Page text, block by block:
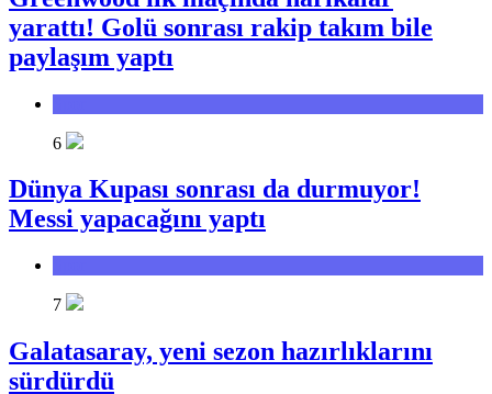
yarattı! Golü sonrası rakip takım bile
paylaşım yaptı
6
Dünya Kupası sonrası da durmuyor!
Messi yapacağını yaptı
7
Galatasaray, yeni sezon hazırlıklarını
sürdürdü